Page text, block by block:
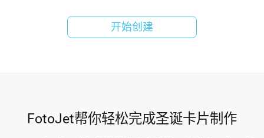
开始创建
FotoJet帮你轻松完成圣诞卡片制作